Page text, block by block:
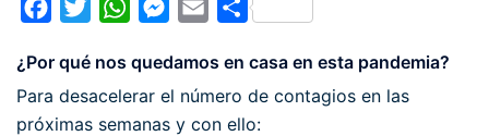
FacebookTwitterWhatsAppMessenger
EmailCompartir
¿Por qué nos quedamos en casa en esta pandemia?
Para desacelerar el número de contagios en las
próximas semanas y con ello: